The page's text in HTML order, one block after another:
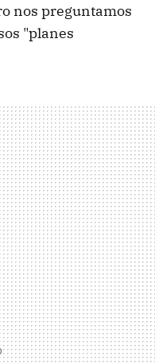
nos preguntamos
"planes